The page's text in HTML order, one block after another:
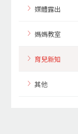
媒體露出
媽媽教室
育兒新知
其他